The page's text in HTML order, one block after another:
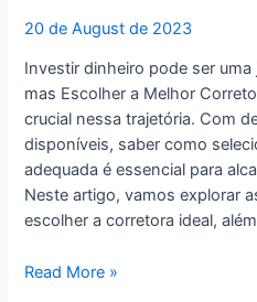
20 de August de 2023
Investir dinheiro pode ser
mas Escolher a Melhor
crucial nessa trajetória. Com
disponíveis, saber como
adequada é essencial para
Neste artigo, vamos explorar
escolher a corretora ideal,
Como
Read More »